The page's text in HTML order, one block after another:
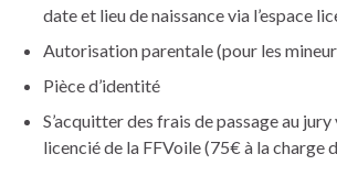
date et lieu de naissance via l’espace
Autorisation parentale (pour les
Pièce d’identité
S’acquitter des frais de passage au
licencié de la FFVoile (75€ à la charge